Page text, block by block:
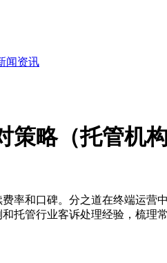
闻资讯
略（托管机构
率和口碑。分之道在终端运
托管行业客诉处理经验，梳理